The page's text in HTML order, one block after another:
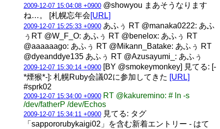
2009-12-07 15:04:08 +0900 @showyou まあそうなります
ね…。 [札幌忘年会[URL]
2009-12-07 15:25:33 +0900 あふぅ RT @manaka0222: あふ
ぅRT @W_F_O: あふぅ RT @benelox: あふぅ RT
@aaaaaago: あふぅ RT @Mikann_Batake: あふぅ RT
@dyeanddye135 あふぅ RT @Azusayumi_: あふぅ
2009-12-07 15:30:14 +0900 [BY @smokeymonkey] 見てる: [-
*煙猴*-]: 札幌Ruby会議02に参加してきた [URL]
#sprk02
2009-12-07 15:34:00 +0900 RT @kakuremino: # ln -s
/dev/fatherP /dev/Echos
2009-12-07 15:34:11 +0900 見てる: タグ
「sappororubykaigi02」を含む新着エントリー - はて